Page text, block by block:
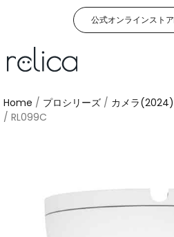
公式オンラインストア
Home / プロシリーズ / カメラ(2024)
/ RL099C